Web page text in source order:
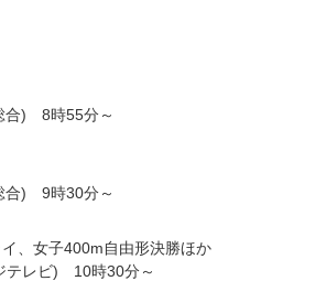
合) 8時55分～
合) 9時30分～
、女子400m自由形決勝ほか
テレビ) 10時30分～